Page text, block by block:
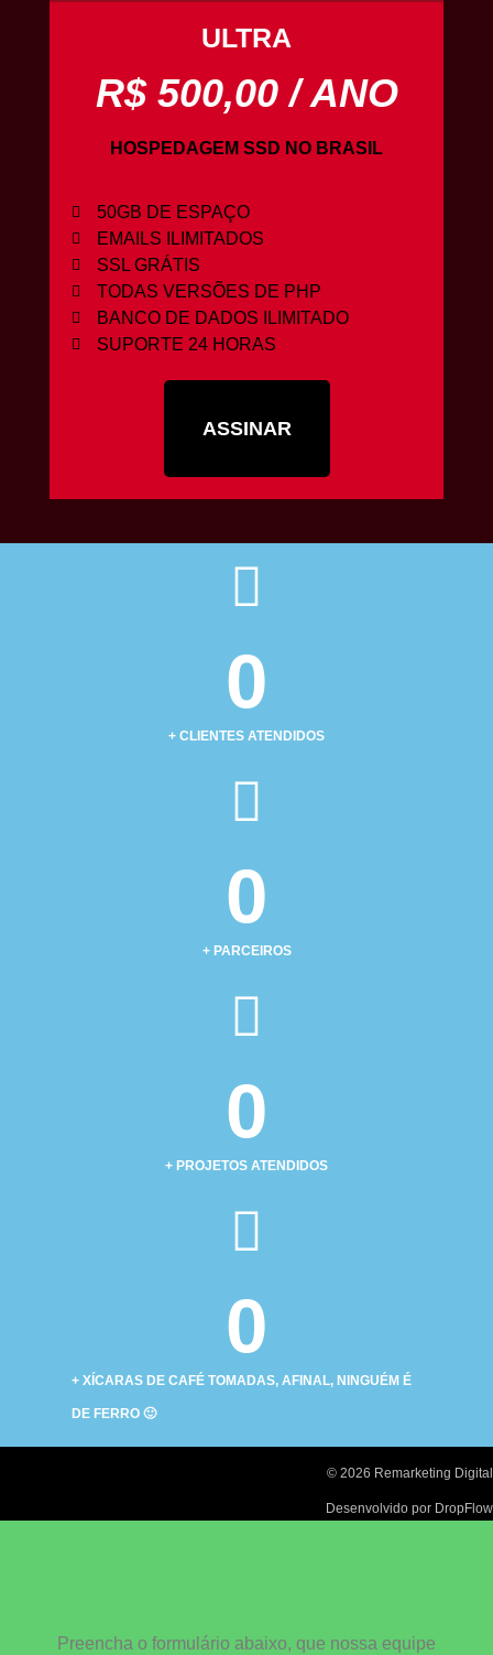
ULTRA
R$ 500,00 / ANO
HOSPEDAGEM SSD NO BRASIL
50GB DE ESPAÇO
EMAILS ILIMITADOS
SSL GRÁTIS
TODAS VERSÕES DE PHP
BANCO DE DADOS ILIMITADO
SUPORTE 24 HORAS
ASSINAR
+ CLIENTES ATENDIDOS
0
+ PARCEIROS
0
+ PROJETOS ATENDIDOS
0
+ XÍCARAS DE CAFÉ TOMADAS, AFINAL, NINGUÉM É
DE FERRO 🙂
0
© 2026 Remarketing Digital
Desenvolvido por DropFlow
Preencha o formulário abaixo, que nossa equipe